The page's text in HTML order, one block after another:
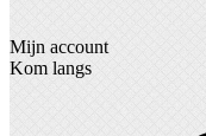
Mijn account
Kom langs